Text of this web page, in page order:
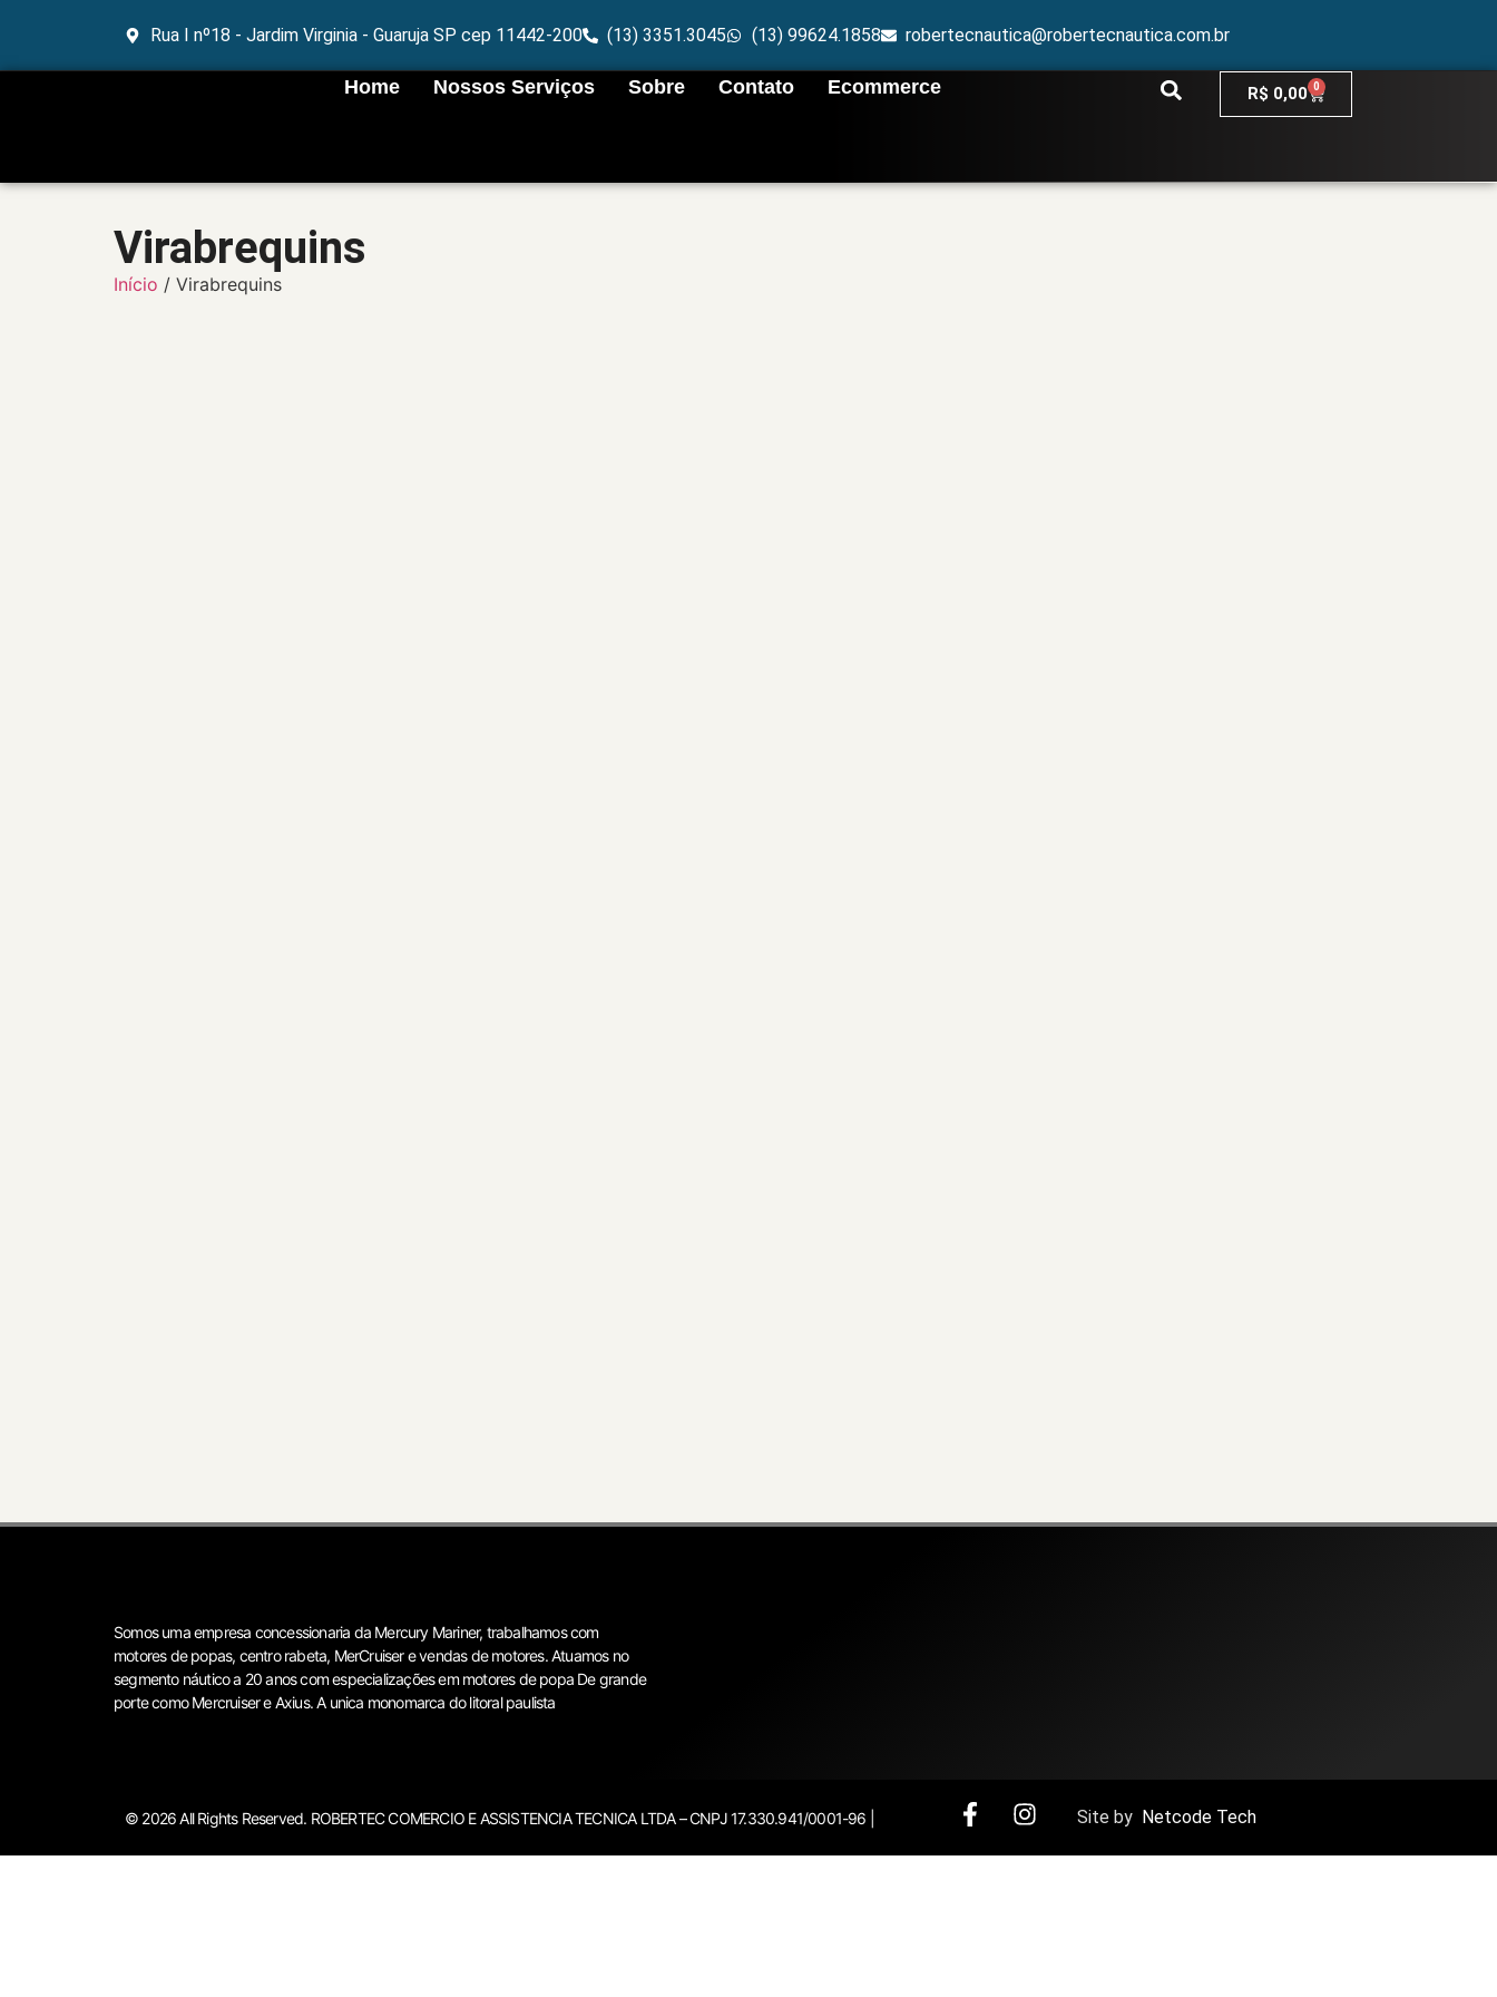
Rua I nº18 - Jardim Virginia - Guaruja SP cep 11442-200 (13) 3351.3045 (13) 99624.1858 robertecnautica@robertecnautica.com.br
Home Nossos Serviços Sobre Contato Ecommerce R$ 0,00 0
Virabrequins
Início / Virabrequins
Somos uma empresa concessionaria da Mercury Mariner, trabalhamos com
motores de popas, centro rabeta, MerCruiser e vendas de motores. Atuamos no
segmento náutico a 20 anos com especializações em motores de popa De grande
porte como Mercruiser e Axius. A unica monomarca do litoral paulista
© 2026 All Rights Reserved. ROBERTEC COMERCIO E ASSISTENCIA TECNICA LTDA – CNPJ 17.330.941/0001-96 | Site by Netcode Tech